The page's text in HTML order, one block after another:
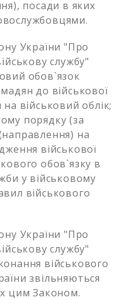
посади в яких
України "Про
службу"
обов`язок
до військової
військовий облік;
порядку (за
на
військової
обов`язку в
у військовому
військового
України "Про
службу"
військового
звільняються
цим Законом.